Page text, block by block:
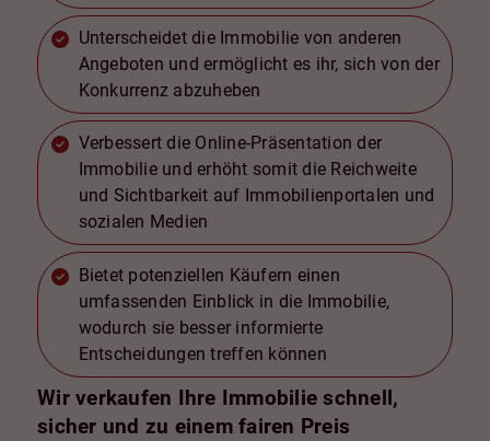
Unterscheidet die Immobilie von anderen
Angeboten und ermöglicht es ihr, sich von der
Konkurrenz abzuheben
Verbessert die Online-Präsentation der
Immobilie und erhöht somit die Reichweite
und Sichtbarkeit auf Immobilienportalen und
sozialen Medien
Bietet potenziellen Käufern einen
umfassenden Einblick in die Immobilie,
wodurch sie besser informierte
Entscheidungen treffen können
Wir verkaufen Ihre Immobilie schnell,
sicher und zu einem fairen Preis